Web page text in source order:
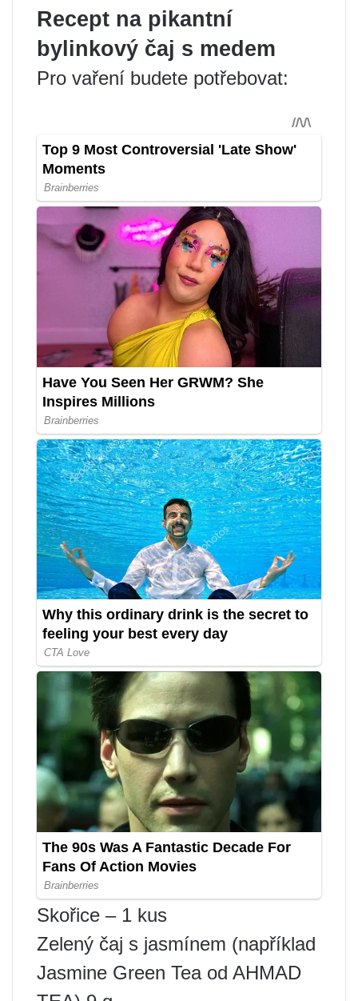
Recept na pikantní
bylinkový čaj s medem
Pro vaření budete potřebovat:
Skořice – 1 kus
Zelený čaj s jasmínem (například
Jasmine Green Tea od AHMAD